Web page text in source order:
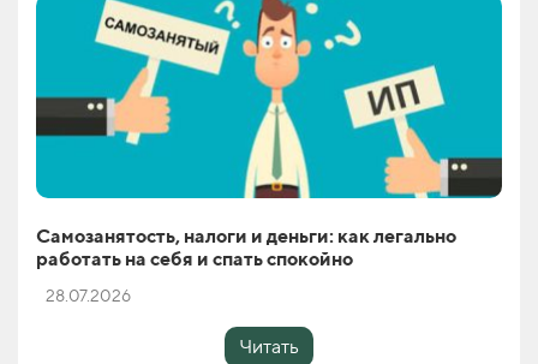
Самозанятость, налоги и деньги: как легально
работать на себя и спать спокойно
28.07.2026
Читать